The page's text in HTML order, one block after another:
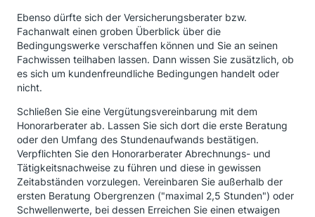
Ebenso dürfte sich der Versicherungsberater bzw.
Fachanwalt einen groben Überblick über die
Bedingungswerke verschaffen können und Sie an seinen
Fachwissen teilhaben lassen. Dann wissen Sie zusätzlich, ob
es sich um kundenfreundliche Bedingungen handelt oder
nicht.
Schließen Sie eine Vergütungsvereinbarung mit dem
Honorarberater ab. Lassen Sie sich dort die erste Beratung
oder den Umfang des Stundenaufwands bestätigen.
Verpflichten Sie den Honorarberater Abrechnungs- und
Tätigkeitsnachweise zu führen und diese in gewissen
Zeitabständen vorzulegen. Vereinbaren Sie außerhalb der
ersten Beratung Obergrenzen ("maximal 2,5 Stunden") oder
Schwellenwerte, bei dessen Erreichen Sie einen etwaigen